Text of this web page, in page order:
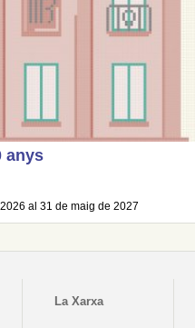
anys
al 31 de maig de 2027
La Xarxa